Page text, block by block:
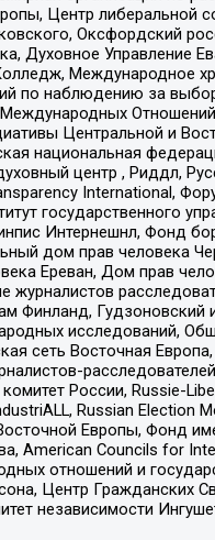
Центр либеральной
Оксфордский
Управление
Международное
по наблюдению за
Международных
Центральной и
национальная
центр , Риддл,
International,
государственного
Интернешнл, Фонд
дом прав человека
Ереван, Дом прав
журналистов
Финланд, Гудзоновский
исследований,
сеть Восточная
России, Russie-
Russian Election
Европы, Фонд
American Councils for
отношений и
Центр Гражданских
независимости